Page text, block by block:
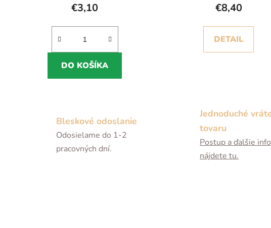
Bleskové odoslanie
Odosielame do 1-2
pracovných dní.
Jednoduché
tovaru
Postup a ďalšie
nájdete tu.
€3,10
DO KOŠÍKA
€8,40
DETAIL